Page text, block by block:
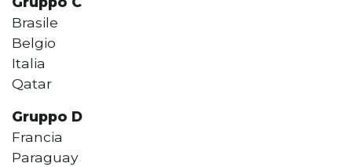
Brasile
Belgio
Italia
Qatar
Gruppo D
Francia
Paraguay